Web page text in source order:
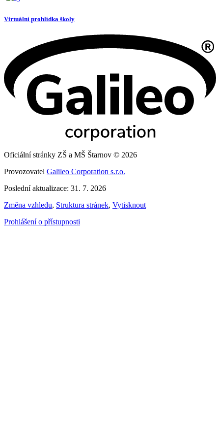
Virtuální prohlídka školy
Oficiální stránky ZŠ a MŠ Štarnov © 2026
Provozovatel Galileo Corporation s.r.o.
Poslední aktualizace: 31. 7. 2026
Změna vzhledu, Struktura stránek, Vytisknout
Prohlášení o přístupnosti